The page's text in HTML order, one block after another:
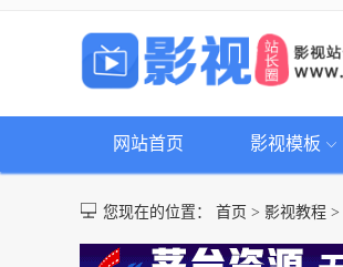
网站首页 影视模板
您现在的位置： 首页 > 影视教程 >